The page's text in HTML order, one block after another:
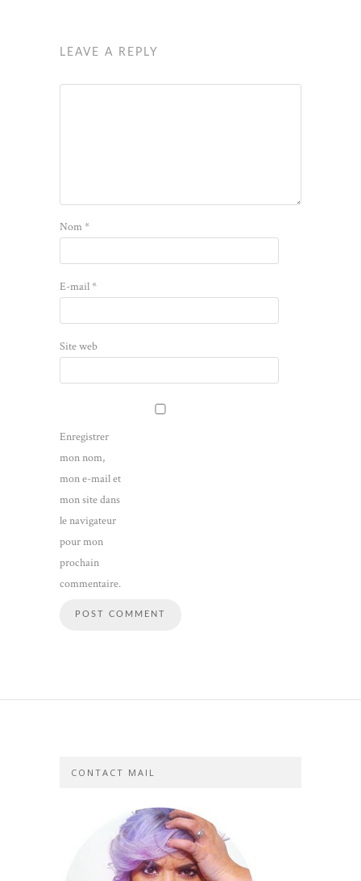
LEAVE A REPLY
Nom*
E-mail*
Site web
Enregistrer
mon nom,
mon e-mail et
mon site dans
le navigateur
pour mon
prochain
commentaire.
CONTACT MAIL